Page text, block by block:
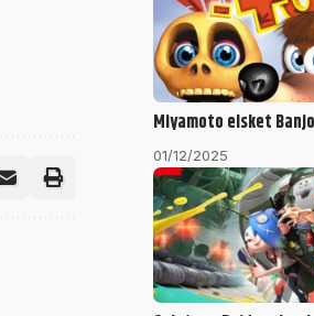
Miyamoto elsket
01/12/2025